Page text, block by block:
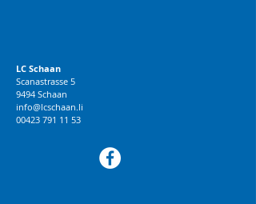
LC Schaan
Scanastrasse 5
9494 Schaan
info@lcschaan.li
00423 791 11 53